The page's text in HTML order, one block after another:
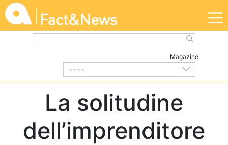
Magazine
----
IMPRESE E CREDITO | Gennaio 2026
La solitudine
dell’imprenditore